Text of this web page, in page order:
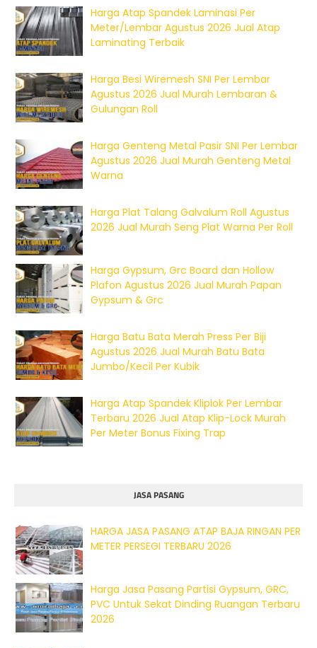
Harga Atap Spandek Laminasi Per
Meter/Lembar Agustus 2026 Jual Atap
Laminating Terbaik
Harga Besi Wiremesh SNI Per Lembar
Agustus 2026 Jual Murah Lembaran &
Gulungan Roll
Harga Genteng Metal Pasir SNI Per Lembar
Agustus 2026 Jual Murah Genteng Metal
Warna
Harga Plat Talang Galvalum Roll Agustus
2026 Jual Murah Seng Plat Warna Per Roll
Harga Gypsum, Grc Board dan Hollow
Plafon Agustus 2026 Jual Murah Papan
Gypsum & Grc
Harga Batu Bata Merah Press Per Biji
Agustus 2026 Jual Murah Batu Bata
Jumbo/Kecil Per Kubik
Harga Atap Spandek Kliplok Per Lembar
Terbaru 2026 Jual Atap Klip-Lock Murah
Per Meter Bonus Fixing Trap
JASA PASANG
HARGA JASA PASANG ATAP BAJA RINGAN PER
METER PERSEGI TERBARU 2026
Harga Jasa Pasang Partisi Gypsum, GRC,
PVC Untuk Sekat Dinding Ruangan Terbaru
2026